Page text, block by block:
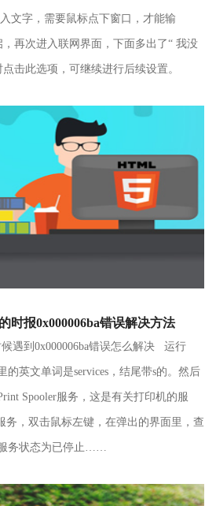
文字，需要鼠标点下窗口，才能输
再次进入联网界面，下面多出了“ 我没
击此选项，可继续进行后续设置。
时报0x000006ba错误解决方法
遇到0x000006ba错误怎么解决 运行
的英文单词是services，结尾带s的。然后
Spooler服务，这是有关打印机的服
，双击鼠标左键，在弹出的界面里，查
务状态为已停止……